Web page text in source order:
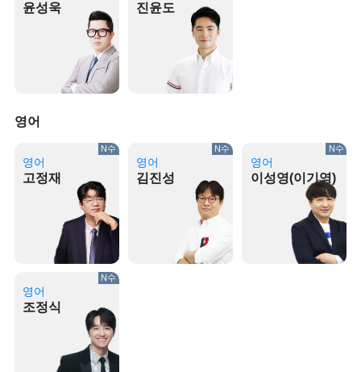
윤성욱 진윤도
영어
영어
고정재
N수
영어
김진성
N수
영어
이성영(이기영)
N수
영어
조정식
N수